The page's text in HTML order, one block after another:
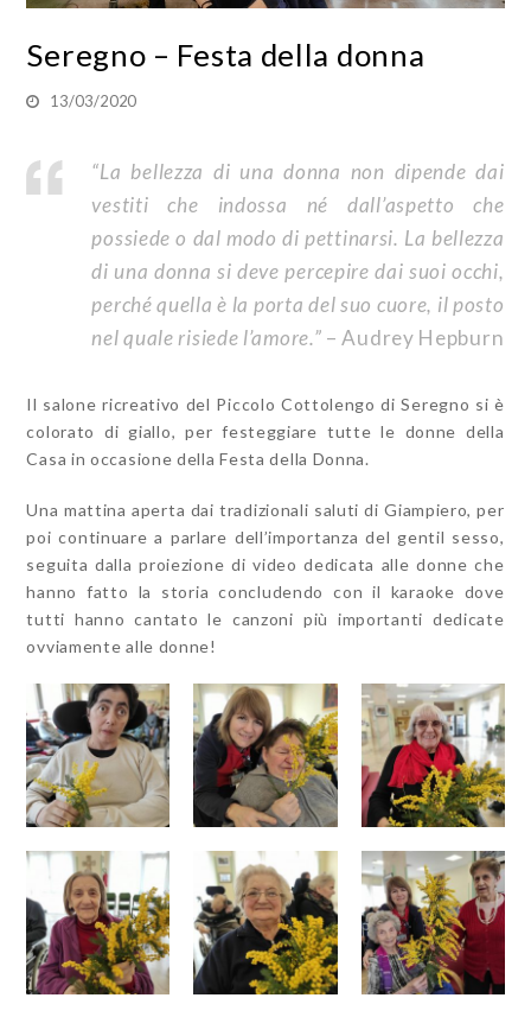
Seregno – Festa della donna
13/03/2020
“La bellezza di una donna non dipende dai
vestiti che indossa né dall’aspetto che
possiede o dal modo di pettinarsi. La bellezza
di una donna si deve percepire dai suoi occhi,
perché quella è la porta del suo cuore, il posto
nel quale risiede l’amore.” – Audrey Hepburn
Il salone ricreativo del Piccolo Cottolengo di Seregno si è
colorato di giallo, per festeggiare tutte le donne della
Casa in occasione della Festa della Donna.
Una mattina aperta dai tradizionali saluti di Giampiero, per
poi continuare a parlare dell’importanza del gentil sesso,
seguita dalla proiezione di video dedicata alle donne che
hanno fatto la storia concludendo con il karaoke dove
tutti hanno cantato le canzoni più importanti dedicate
ovviamente alle donne!